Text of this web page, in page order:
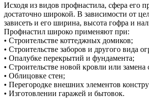
Исходя из видов профнастила, сфера его
достаточно широкой. В зависимости от
зависеть и его ширина, высота гофра и
Профнастил широко применяют при:
• Строительстве коттеджных домиков;
• Строительстве заборов и другого вида
• Опалубке перекрытий и фундамента;
• Строительстве новой кровли или замена
• Облицовке стен;
• Перегородке внешних элементов
• Изготовлении гаражей и бытовок.